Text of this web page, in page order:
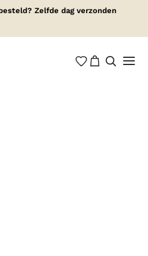
Zelfde dag verzonden